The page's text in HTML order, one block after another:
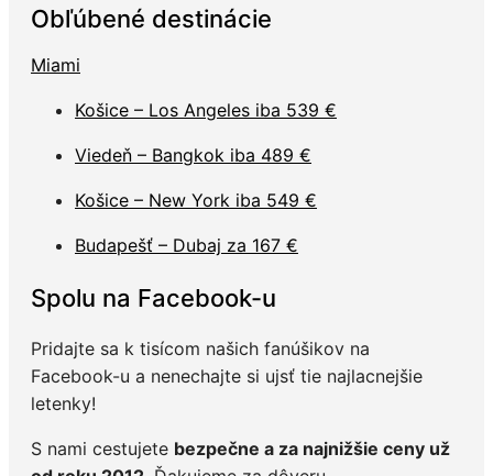
Obľúbené destinácie
Miami
Košice – Los Angeles iba 539 €
Viedeň – Bangkok iba 489 €
Košice – New York iba 549 €
Budapešť – Dubaj za 167 €
Spolu na Facebook-u
Pridajte sa k tisícom našich fanúšikov na
Facebook-u a nenechajte si ujsť tie najlacnejšie
letenky!
S nami cestujete bezpečne a za najnižšie ceny už